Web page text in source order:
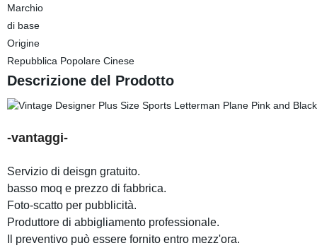
Marchio
di base
Origine
Repubblica Popolare Cinese
Descrizione del Prodotto
-vantaggi-
Servizio di deisgn gratuito.
basso moq e prezzo di fabbrica.
Foto-scatto per pubblicità.
Produttore di abbigliamento professionale.
Il preventivo può essere fornito entro mezz'ora.